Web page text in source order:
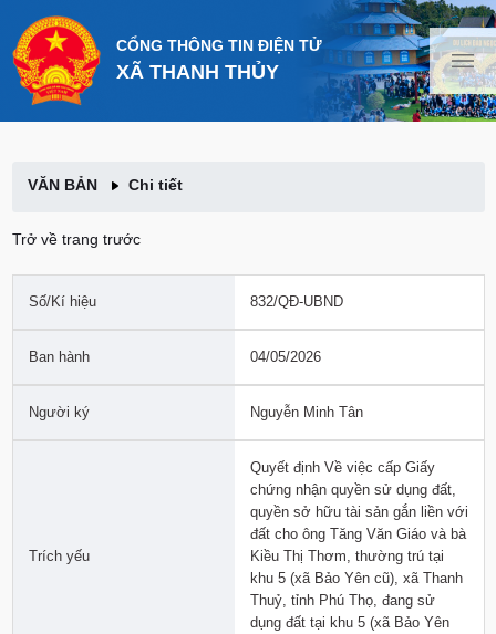
CỔNG THÔNG TIN ĐIỆN TỬ
XÃ THANH THỦY
VĂN BẢN Chi tiết
Trở về trang trước
Số/Kí hiệu 832/QĐ-UBND
Ban hành 04/05/2026
Người ký Nguyễn Minh Tân
Trích yếu
Quyết định Về việc cấp Giấy
chứng nhận quyền sử dụng đất,
quyền sở hữu tài sản gắn liền với
đất cho ông Tăng Văn Giáo và bà
Kiều Thị Thơm, thường trú tại
khu 5 (xã Bảo Yên cũ), xã Thanh
Thuỷ, tỉnh Phú Thọ, đang sử
dụng đất tại khu 5 (xã Bảo Yên